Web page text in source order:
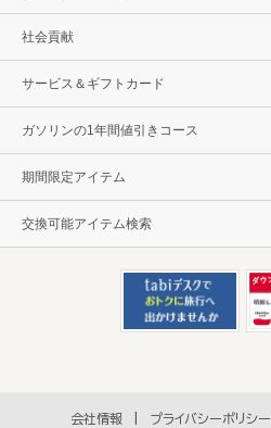
社会貢献
サービス＆ギフトカード
ガソリンの1年間値引きコース
期間限定アイテム
交換可能アイテム検索
会社情報 プライバシーポリシー